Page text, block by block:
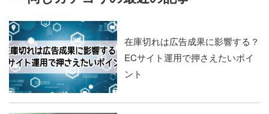
在庫切れは広告成果に影響する？
ECサイト運用で押さえたいポイ
ント